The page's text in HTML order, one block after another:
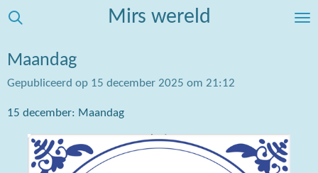
Ga
naar
de
hoofdinhoud
Mirs wereld
Maandag
Gepubliceerd op 15 december 2025 om 21:12
15 december: Maandag